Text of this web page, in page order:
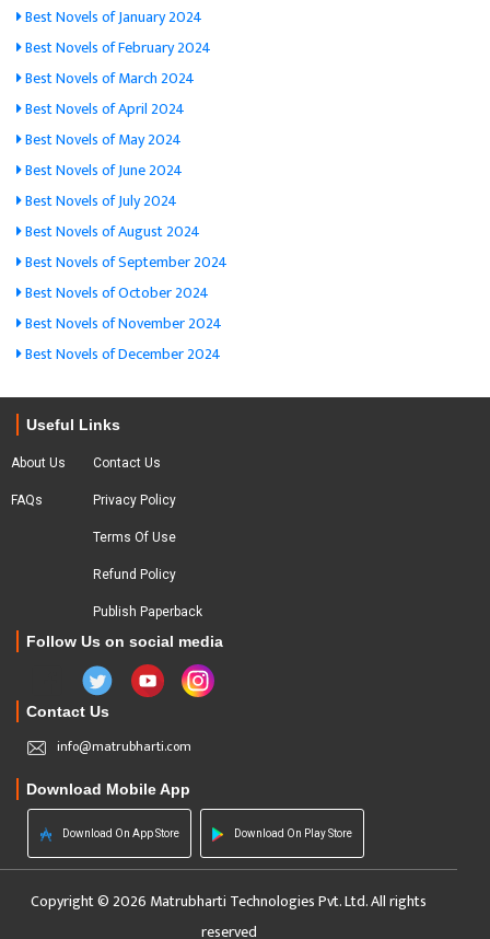
Best Novels of January 2024
Best Novels of February 2024
Best Novels of March 2024
Best Novels of April 2024
Best Novels of May 2024
Best Novels of June 2024
Best Novels of July 2024
Best Novels of August 2024
Best Novels of September 2024
Best Novels of October 2024
Best Novels of November 2024
Best Novels of December 2024
Useful Links
About Us
FAQs
Contact Us
Privacy Policy
Terms Of Use
Refund Policy
Publish Paperback
Follow Us on social media
Contact Us
info@matrubharti.com
Download Mobile App
Download On App Store Download On Play Store
Copyright © 2026 Matrubharti Technologies Pvt. Ltd. All rights
reserved